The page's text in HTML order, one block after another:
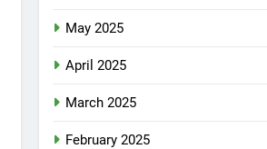
May 2025
April 2025
March 2025
February 2025